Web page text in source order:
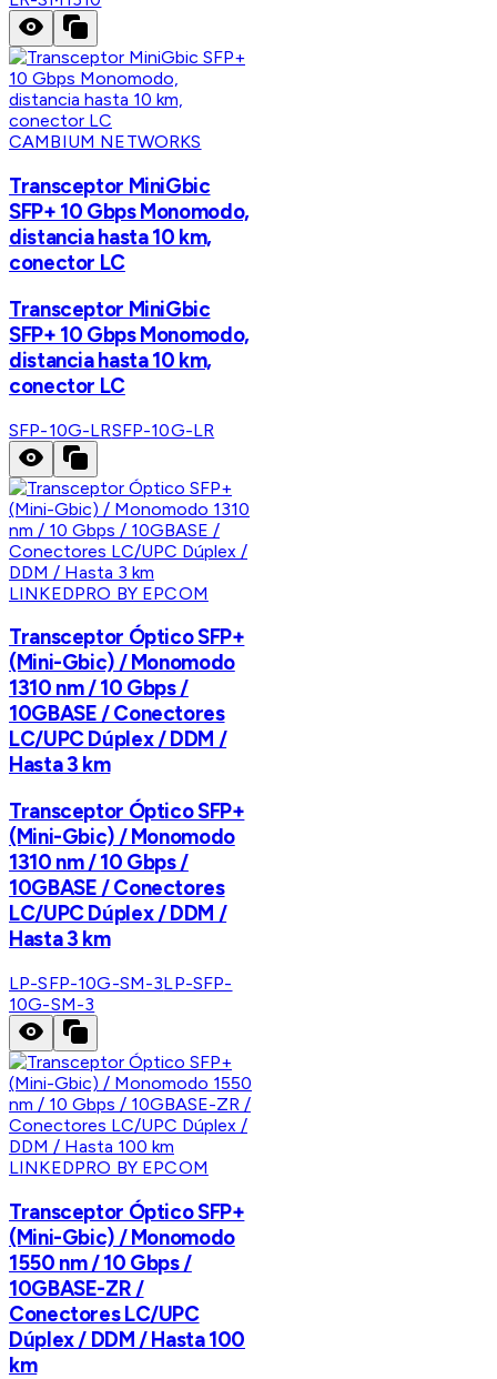
CAMBIUM NETWORKS
Transceptor MiniGbic
SFP+ 10 Gbps Monomodo,
distancia hasta 10 km,
conector LC
Transceptor MiniGbic
SFP+ 10 Gbps Monomodo,
distancia hasta 10 km,
conector LC
SFP-10G-LRSFP-10G-LR
LINKEDPRO BY EPCOM
Transceptor Óptico SFP+
(Mini-Gbic) / Monomodo
1310 nm / 10 Gbps /
10GBASE / Conectores
LC/UPC Dúplex / DDM /
Hasta 3 km
Transceptor Óptico SFP+
(Mini-Gbic) / Monomodo
1310 nm / 10 Gbps /
10GBASE / Conectores
LC/UPC Dúplex / DDM /
Hasta 3 km
LP-SFP-10G-SM-3LP-SFP-
10G-SM-3
LINKEDPRO BY EPCOM
Transceptor Óptico SFP+
(Mini-Gbic) / Monomodo
1550 nm / 10 Gbps /
10GBASE-ZR /
Conectores LC/UPC
Dúplex / DDM / Hasta 100
km